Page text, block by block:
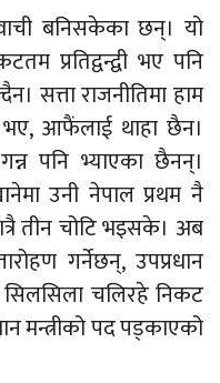
बनिसकेका छन्। यो
प्रतिद्वन्द्वी भए पनि
सत्ता राजनीतिमा हाम
आफैंलाई थाहा छैन।
पनि भ्याएका छैनन्।
उनी नेपाल प्रथम नै
तीन चोटि भइसके। अब
गर्नेछन्, उपप्रधान
सिलसिला चलिरहे निकट
मन्त्रीको पद पड्काएको